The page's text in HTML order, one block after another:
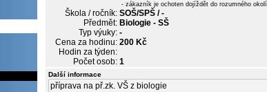
- zákazník je ochoten dojíždět do rozumného okolí
Škola / ročník: SOŠ/SPŠ / -
Předmět: Biologie - SŠ
Typ výuky: -
Cena za hodinu: 200 Kč
Hodin za týden:
Počet osob: 1
Další informace